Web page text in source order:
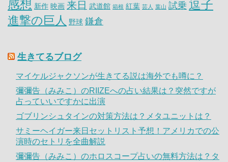
感想 新作 映画 来日 武道館 箱根 紅葉 芸人 葉山 試乗 逗子
進撃の巨人 野球 鎌倉
生きてるブログ
マイケルジャクソンが生きてる説は海外でも噂に？
彌彌告（みみこ）のRIIZEへの占い結果は？突然ですが
占っていいですかに出演
ゴブリンシュタインの対策方法は？メタユニットは？
サミーヘイガー来日セットリスト予想！アメリカでの公
演時のセトリを全曲解説
彌彌告（みみこ）のホロスコープ占いの無料方法は？タ